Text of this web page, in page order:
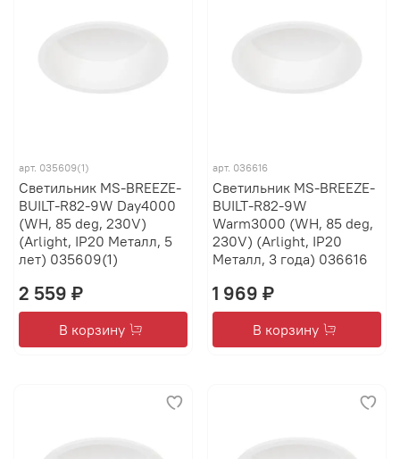
арт. 035609(1)
Светильник MS-BREEZE-
BUILT-R82-9W Day4000
(WH, 85 deg, 230V)
(Arlight, IP20 Металл, 5
лет) 035609(1)
2 559 ₽
В корзину
арт. 036616
Светильник MS-BREEZE-
BUILT-R82-9W
Warm3000 (WH, 85 deg,
230V) (Arlight, IP20
Металл, 3 года) 036616
1 969 ₽
В корзину